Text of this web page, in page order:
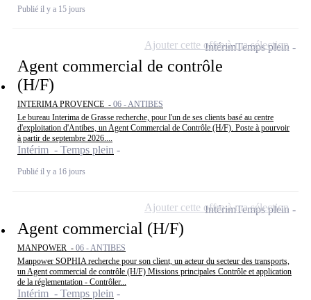
Publié il y a 15 jours
Agent commercial de contrôle
(H/F)
INTERIMA PROVENCE - 06 - ANTIBES
Le bureau Interima de Grasse recherche, pour l'un de ses clients basé au centre
d'exploitation d'Antibes, un Agent Commercial de Contrôle (H/F). Poste à pourvoir
à partir de septembre 2026....
Intérim - Temps plein
Publié il y a 16 jours
IntérimTemps plein
Ajouter cette offre à ma sélection
Agent commercial (H/F)
MANPOWER - 06 - ANTIBES
Manpower SOPHIA recherche pour son client, un acteur du secteur des transports,
un Agent commercial de contrôle (H/F) Missions principales Contrôle et application
de la réglementation - Contrôler...
Intérim - Temps plein
IntérimTemps plein
Ajouter cette offre à ma sélection